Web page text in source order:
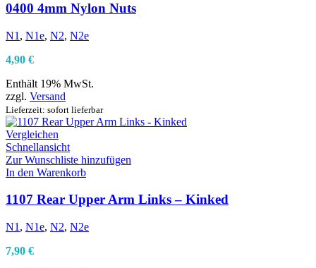
0400 4mm Nylon Nuts
N1 , N1e, N2, N2e
4,90 €
Enthält 19% MwSt.
zzgl. Versand
Lieferzeit: sofort lieferbar
Vergleichen
Schnellansicht
Zur Wunschliste hinzufügen
In den Warenkorb
1107 Rear Upper Arm Links – Kinked
N1 , N1e, N2, N2e
7,90 €